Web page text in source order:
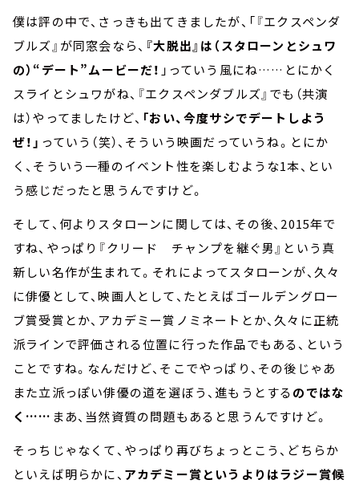
僕は評の中で、さっきも出てきましたが、「『エクスペンダ
ブルズ』が同窓会なら、 『大脱出』は（スタローンとシュワ
の）“デート”ムービーだ！ 」っていう風にね……とにかく
スライとシュワがね、『エクスペンダブルズ』でも（共演
は）やってましたけど、 「おい、今度サシでデートしよう
ぜ！」 っていう（笑）、そういう映画だっていうね。とにか
く、そういう一種のイベント性を楽しむような1本、とい
う感じだったと思うんですけど。
そして、何よりスタローンに関しては、その後、2015年で
すね、やっぱり『クリード チャンプを継ぐ男』という真
新しい名作が生まれて。それによってスタローンが、久々
に俳優として、映画人として、たとえばゴールデングロー
ブ賞受賞とか、アカデミー賞ノミネートとか、久々に正統
派ラインで評価される位置に行った作品でもある、という
ことですね。なんだけど、そこでやっぱり、その後じゃあ
また立派っぽい俳優の道を選ぼう、進もうとするのではな
く…… まあ、当然資質の問題もあると思うんですけど。
そっちじゃなくて、やっぱり再びちょっとこう、どちらか
といえば明らかに、 アカデミー賞というよりはラジー賞候